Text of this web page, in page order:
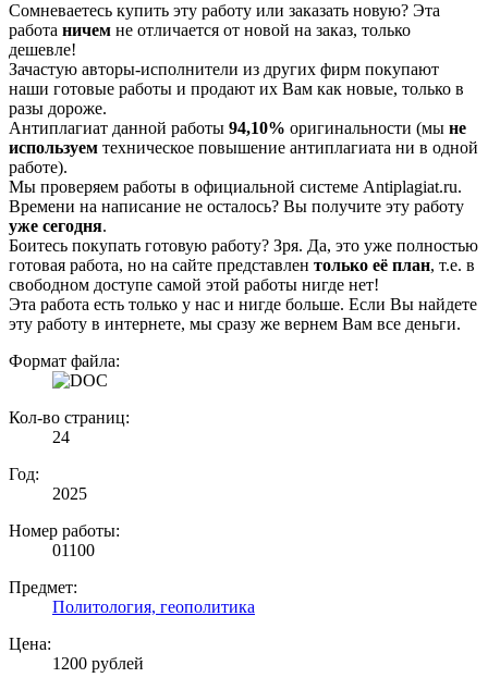
Сомневаетесь купить эту работу или заказать новую? Эта
работа ничем не отличается от новой на заказ, только
дешевле!
Зачастую авторы-исполнители из других фирм покупают
наши готовые работы и продают их Вам как новые, только в
разы дороже.
Антиплагиат данной работы 94,10% оригинальности (мы не
используем техническое повышение антиплагиата ни в одной
работе).
Мы проверяем работы в официальной системе Аntiplagiat.ru.
Времени на написание не осталось? Вы получите эту работу
уже сегодня.
Боитесь покупать готовую работу? Зря. Да, это уже полностью
готовая работа, но на сайте представлен только её план, т.е. в
свободном доступе самой этой работы нигде нет!
Эта работа есть только у нас и нигде больше. Если Вы найдете
эту работу в интернете, мы сразу же вернем Вам все деньги.
Формат файла:
Кол-во страниц:
24
Год:
2025
Номер работы:
01100
Предмет:
Политология, геополитика
Цена:
1200 рублей